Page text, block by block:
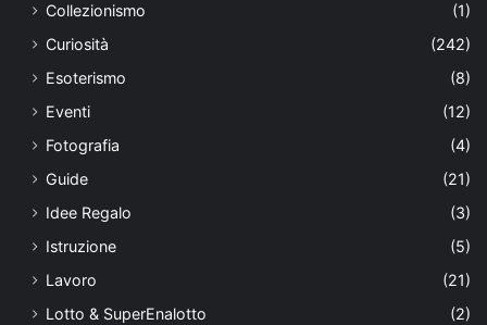
Collezionismo
(1)
Curiosità
(242)
Esoterismo
(8)
Eventi
(12)
Fotografia
(4)
Guide
(21)
Idee Regalo
(3)
Istruzione
(5)
Lavoro
(21)
Lotto & SuperEnalotto
(2)